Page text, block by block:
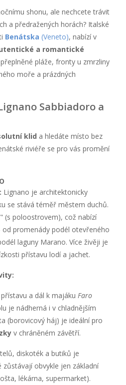
shonu, ale nechcete trávit
a předražených horách? Italské
Benátska (Veneto), nabízí v
a romantické
pláže, fronty u zmrzliny
moře a prázdných
Sabbiadoro a
klid a hledáte místo bez
riviéře se pro vás promění
Lignano je architektonicky
se stává téměř městem duchů.
(s poloostrovem), což nabízí
od promenády podél otevřeného
laguny Marano. Více živěji je
přístavu lodí a jachet.
a dál k majáku Faro
je nádherná i v chladnějším
(borovicový háj) je ideální pro
v chráněném závětří.
diskoték a butiků je
zůstávají obvykle jen základní
lékárna, supermarket).